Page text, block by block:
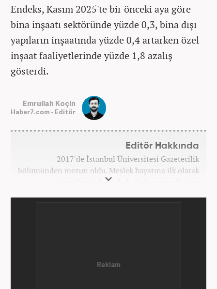
Endeks, Kasım 2025'te bir önceki aya göre
bina inşaatı sektöründe yüzde 0,3, bina dışı
yapıların inşaatında yüzde 0,4 artarken özel
inşaat faaliyetlerinde yüzde 1,8 azalış
gösterdi.
Emrullah Koçin
Haber7.com - Editör
Editör Hakkında
2017'de İstanbul Üniversitesi Gazetecilik
bölümünden mezun oldu. Meslek hayatına ilk olarak
Genç Dergi'de başladı. Daha sonra Sadece